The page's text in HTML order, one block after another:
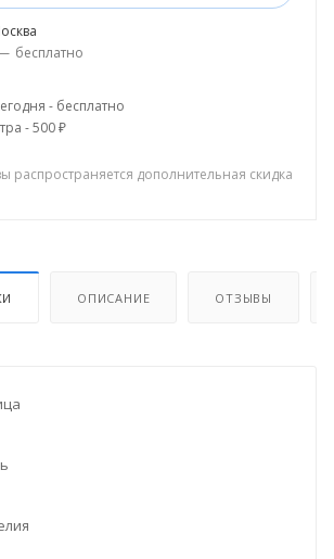
бесплатно
- бесплатно
- 500 ₽
распространяется дополнительная скидка
ОПИСАНИЕ ОТЗЫВЫ